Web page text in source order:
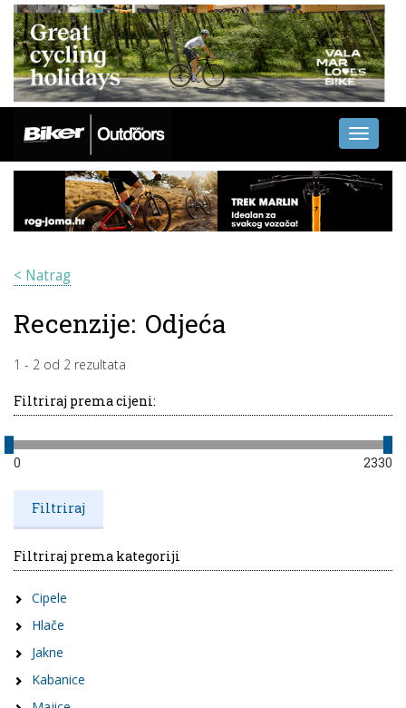
Toggle
< Natrag
Recenzije: Odjeća
1 - 2 od 2 rezultata
Filtriraj prema cijeni:
0 2330
Filtriraj prema kategoriji
Cipele
Hlače
Jakne
Kabanice